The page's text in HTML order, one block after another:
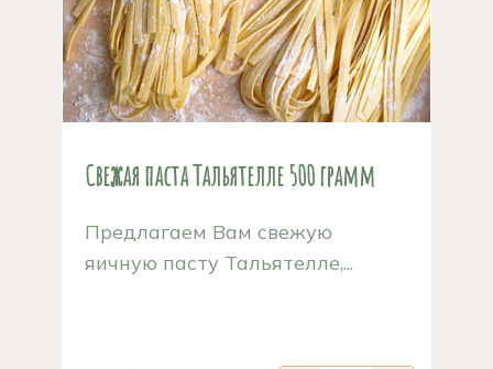
Свежая паста Тальятелле 500 грамм
Предлагаем Вам свежую
яичную пасту Тальятелле,...